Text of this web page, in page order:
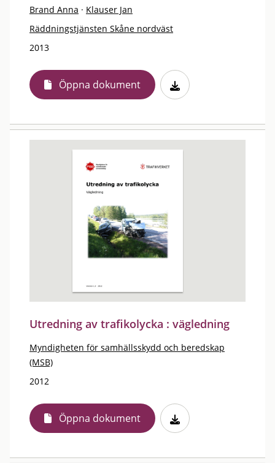
Brand Anna · Klauser Jan
Räddningstjänsten Skåne nordväst
2013
Öppna dokument
Utredning av trafikolycka : vägledning
Myndigheten för samhällsskydd och beredskap
(MSB)
2012
Öppna dokument